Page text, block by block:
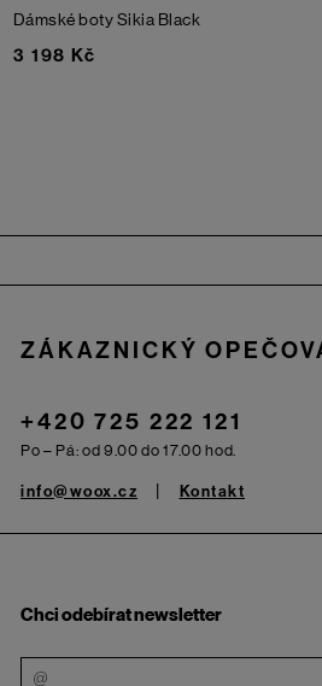
Dámské boty Sikia Black
3 198 Kč
ZÁKAZNICKÝ
+420 725 222 121
Po – Pá: od 9.00 do 17.00 hod.
info@woox.cz Kontakt
Chci odebírat newsletter